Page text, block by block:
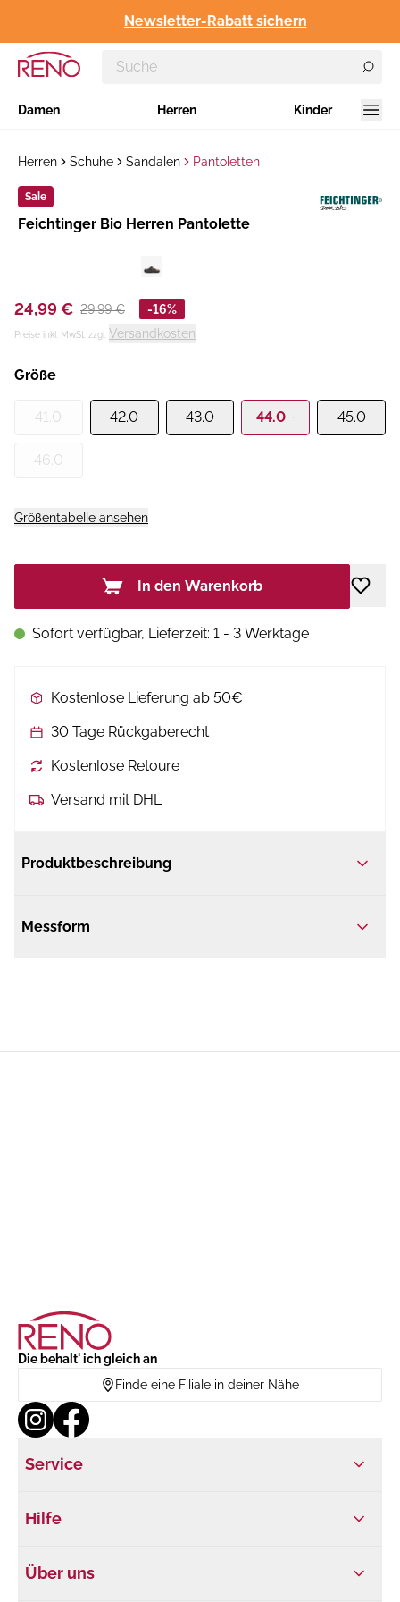
Newsletter-Rabatt sichern
Damen Herren Kinder
Herren Schuhe Sandalen Pantoletten
Sale
Hersteller:
​Feichtinger Bio Herren Pantolette
24,99 € 29,99 € -16%
Preise inkl. MwSt. zzgl. Versandkosten
Größe
41.0 42.0 43.0 44.0 45.0
46.0
Größentabelle ansehen
In den Warenkorb
Sofort verfügbar, Lieferzeit: 1 - 3 Werktage
Kostenlose Lieferung ab 50€
30 Tage Rückgaberecht
Kostenlose Retoure
Versand mit DHL
Produktbeschreibung
Messform
Die behalt' ich gleich an
Finde eine Filiale in deiner Nähe
Service
Hilfe
Über uns